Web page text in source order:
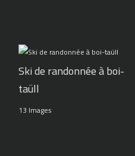
Ski de randonnée à boi-
taüll
13 Images